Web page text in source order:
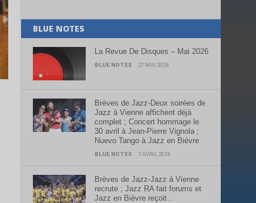
BLUE NOTES
La Revue De Disques – Mai 2026
BLUE NOTES 27 MAI 2026
Brèves de Jazz-Deux soirées de
Jazz à Vienne affichent déjà
complet ; Concert hommage le
30 avril à Jean-Pierre Vignola ;
Nuevo Tango à Jazz en Bièvre
BLUE NOTES 7 AVRIL 2026
Brèves de Jazz-Jazz à Vienne
recrute ; Jazz RA fait forums et
Jazz en Bièvre reçoit…